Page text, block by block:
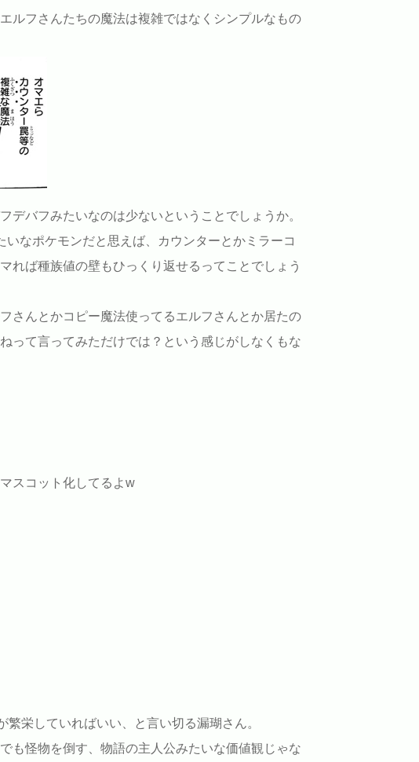
ルフさんたちの魔法は複雑ではなくシンプルなもの
デバフみたいなのは少ないということでしょうか。
なポケモンだと思えば、カウンターとかミラーコ
れば種族値の壁もひっくり返せるってことでしょう
さんとかコピー魔法使ってるエルフさんとか居たの
って言ってみただけでは？という感じがしなくもな
スコット化してるよw
栄していればいい、と言い切る漏瑚さん。
も怪物を倒す、物語の主人公みたいな価値観じゃな